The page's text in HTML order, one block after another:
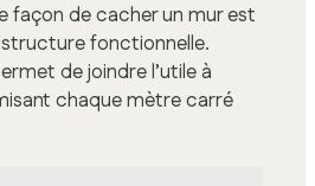
façon de cacher un mur est
structure fonctionnelle.
de joindre l’utile à
chaque mètre carré